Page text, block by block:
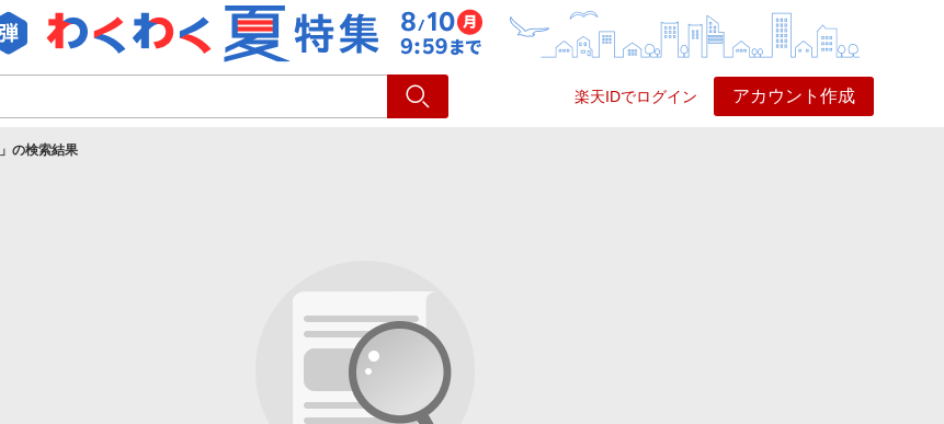
楽天IDでログイン アカウント作成
ショッピング
」の検索結果